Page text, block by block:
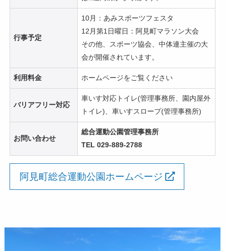
行事予定
10月：あみスポーツフェスタ
12月第1日曜日：阿見町マラソン大会
その他、スポーツ協会、中体連主催の大
会が開催されています。
利用料金 ホームページをご覧ください
バリアフリー対応
車いす対応トイレ(管理事務所、園内屋外
トイレ)、車いすスロープ(管理事務所)
お問い合わせ
総合運動公園管理事務所
TEL 029-889-2788
阿見町総合運動公園ホームページ